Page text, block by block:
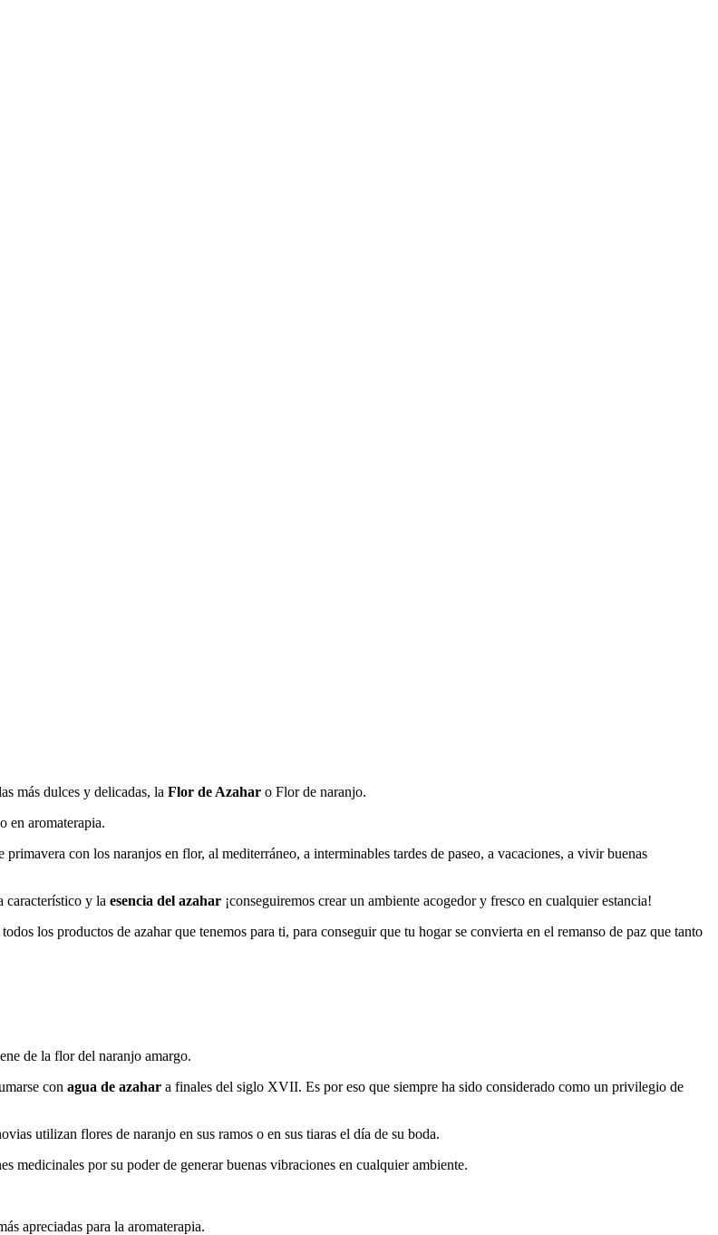
más dulces y delicadas, la Flor de Azahar o Flor de naranjo.
en aromaterapia.
con los naranjos en flor, al mediterráneo, a interminables tardes de paseo, a vacaciones, a vivir buenas
característico y la esencia del azahar ¡conseguiremos crear un ambiente acogedor y fresco en cualquier estancia!
los productos de azahar que tenemos para ti, para conseguir que tu hogar se convierta en el remanso de paz que tanto
de la flor del naranjo amargo.
con agua de azahar a finales del siglo XVII. Es por eso que siempre ha sido considerado como un privilegio de
utilizan flores de naranjo en sus ramos o en sus tiaras el día de su boda.
medicinales por su poder de generar buenas vibraciones en cualquier ambiente.
apreciadas para la aromaterapia.